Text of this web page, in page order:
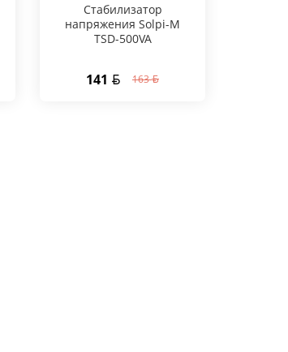
Стабилизатор
напряжения Solpi-M
TSD-500VA
141 163